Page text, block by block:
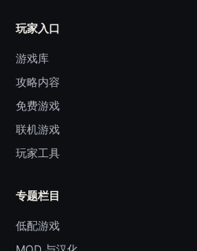
玩家入口
游戏库
攻略内容
免费游戏
联机游戏
玩家工具
专题栏目
低配游戏